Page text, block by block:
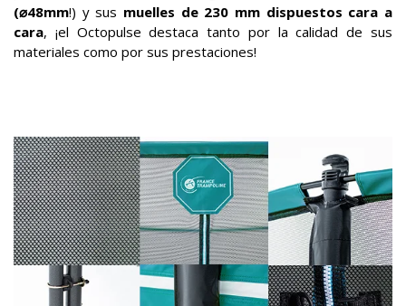
(⌀48mm!) y sus muelles de 230 mm dispuestos cara a
cara, ¡el Octopulse destaca tanto por la calidad de sus
materiales como por sus prestaciones!